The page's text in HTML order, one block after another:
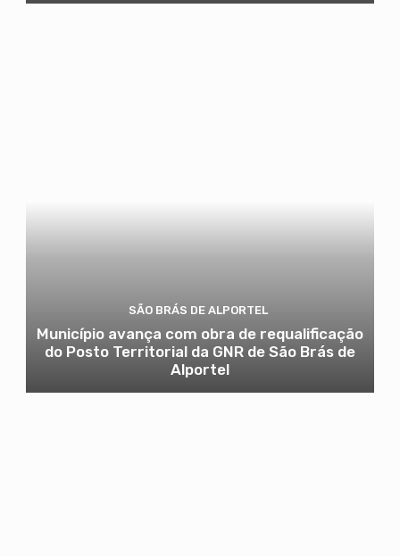
SÃO BRÁS DE ALPORTEL
Município avança com obra de requalificação
do Posto Territorial da GNR de São Brás de
Alportel